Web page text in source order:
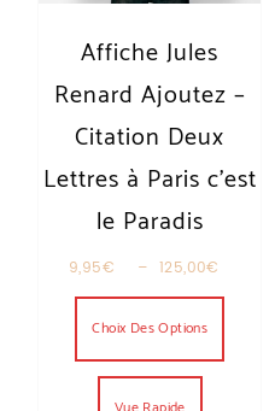
Affiche Jules
Renard Ajoutez –
Citation Deux
Lettres à Paris c’est
le Paradis
9,95€ – 125,00€
Choix Des Options
Ce